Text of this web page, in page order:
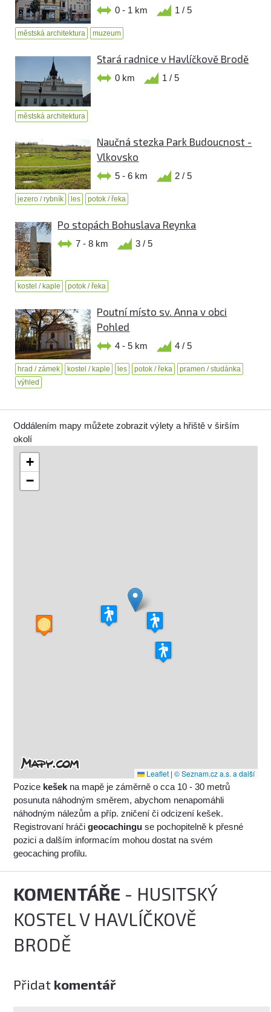
0 - 1 km 1 / 5
městská architektura muzeum
Stará radnice v Havlíčkově Brodě
0 km 1 / 5
městská architektura
Naučná stezka Park Budoucnost -
Vlkovsko
5 - 6 km 2 / 5
jezero / rybník les potok / řeka
Po stopách Bohuslava Reynka
7 - 8 km 3 / 5
kostel / kaple potok / řeka
Poutní místo sv. Anna v obci
Pohled
4 - 5 km 4 / 5
hrad / zámek kostel / kaple les potok / řeka
pramen / studánka
výhled
Oddálením mapy můžete zobrazit výlety a hřiště v širším
okolí
+
−
Leaflet | © Seznam.cz a.s. a další
Pozice kešek na mapě je záměrně o cca 10 - 30 metrů
posunuta náhodným směrem, abychom nenapomáhli
náhodným nálezům a příp. zničení či odcizení kešek.
Registrovaní hráčigeocachingu se pochopitelně k přesné
pozici a dalším informacím mohou dostat na svém
geocaching profilu.
KOMENTÁŘE - HUSITSKÝ
KOSTEL V HAVLÍČKOVĚ
BRODĚ
Přidat komentář